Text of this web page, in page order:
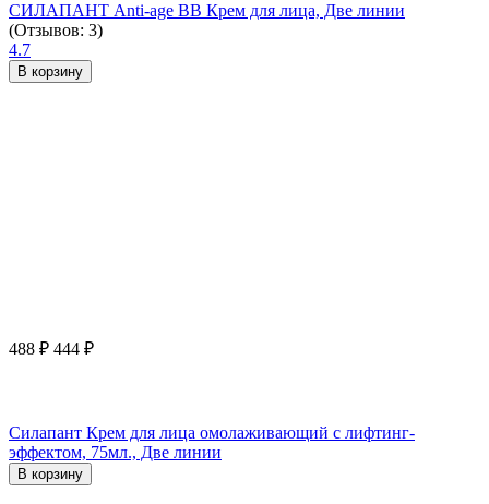
СИЛАПАНТ Anti-age ВВ Крем для лица, Две линии
(Отзывов: 3)
4.7
В корзину
488 ₽ 444 ₽
Силапант Крем для лица омолаживающий с лифтинг-
эффектом, 75мл., Две линии
В корзину